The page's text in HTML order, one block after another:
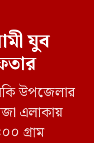
যুব
উপজেলার
এলাকায়
গ্রাম